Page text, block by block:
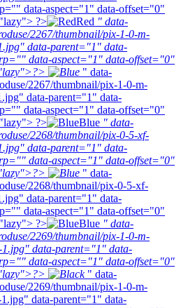
data-aspect="1" data-offset="0"
?>
Red " data-
2267/thumbnail/pix-1-0-m-
data-parent="1" data-
data-aspect="1" data-offset="0"
" data-
2267/thumbnail/pix-1-0-m-
data-parent="1" data-
data-aspect="1" data-offset="0"
?>
Blue " data-
2268/thumbnail/pix-0-5-xf-
data-parent="1" data-
data-aspect="1" data-offset="0"
" data-
2268/thumbnail/pix-0-5-xf-
data-parent="1" data-
data-aspect="1" data-offset="0"
?>
Blue " data-
2269/thumbnail/pix-1-0-m-
data-parent="1" data-
data-aspect="1" data-offset="0"
" data-
2269/thumbnail/pix-1-0-m-
data-parent="1" data-